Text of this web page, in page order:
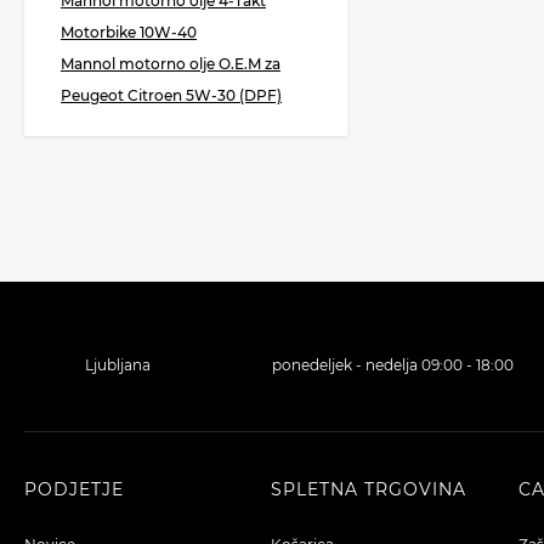
Motorbike 10W-40
Mannol motorno olje O.E.M za
Peugeot Citroen 5W-30 (DPF)
Ljubljana ponedeljek - nedelja 09:00 - 18:00
PODJETJE SPLETNA TRGOVINA